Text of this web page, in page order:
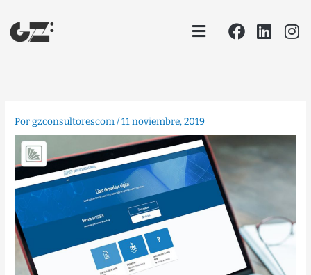
contenido
Menu Facebook
Porgzconsultorescom/11 noviembre, 2019